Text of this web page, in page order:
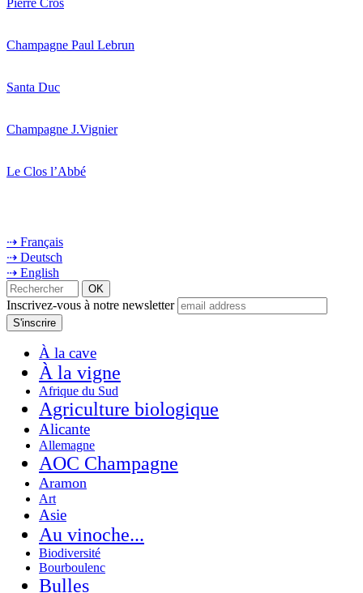
Champagne Paul Lebrun
Santa Duc
Champagne J.Vignier
Le Clos l’Abbé
⇢ Français
⇢ Deutsch
⇢ English
Inscrivez-vous à notre newsletter
À la cave
À la vigne
Afrique du Sud
Agriculture biologique
Alicante
Allemagne
AOC Champagne
Aramon
Art
Asie
Au vinoche...
Biodiversité
Bourboulenc
Bulles